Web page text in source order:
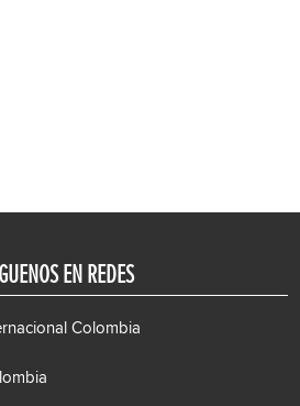
EN REDES
Colombia